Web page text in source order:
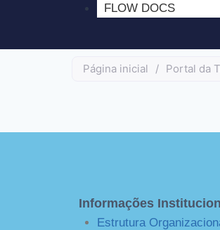
FLOW DOCS
Página inicial / Portal da
Informações
Estrutura